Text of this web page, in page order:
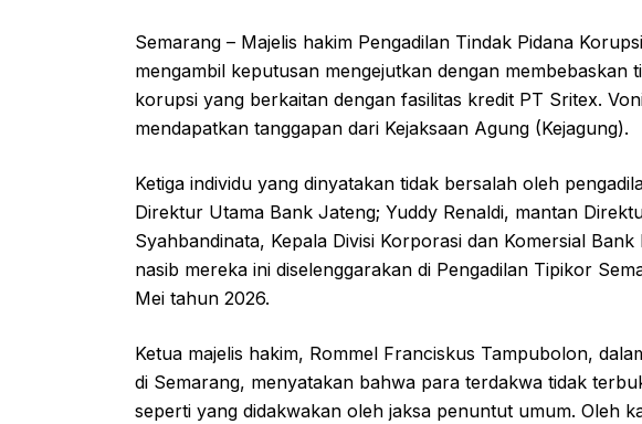
Semarang – Majelis hakim Pengadilan Tindak Pidana
mengambil keputusan mengejutkan dengan membebaskan
korupsi yang berkaitan dengan fasilitas kredit PT Sritex.
mendapatkan tanggapan dari Kejaksaan Agung (Kejagung).
Ketiga individu yang dinyatakan tidak bersalah oleh
Direktur Utama Bank Jateng; Yuddy Renaldi, mantan
Syahbandinata, Kepala Divisi Korporasi dan Komersial
nasib mereka ini diselenggarakan di Pengadilan Tipikor
Mei tahun 2026.
Ketua majelis hakim, Rommel Franciskus Tampubolon,
di Semarang, menyatakan bahwa para terdakwa tidak
seperti yang didakwakan oleh jaksa penuntut umum. Oleh